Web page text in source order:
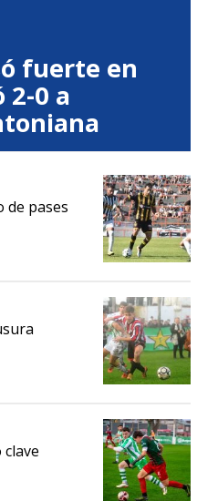
fuerte en
2-0 a
de pases